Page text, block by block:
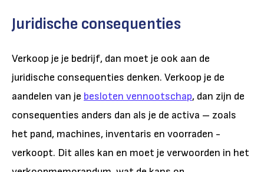
Juridische consequenties
Verkoop je je bedrijf, dan moet je ook aan de
juridische consequenties denken. Verkoop je de
aandelen van je besloten vennootschap, dan zijn de
consequenties anders dan als je de activa – zoals
het pand, machines, inventaris en voorraden -
verkoopt. Dit alles kan en moet je verwoorden in het